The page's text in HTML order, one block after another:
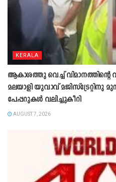
KERALA
ആകാശത്തു വെച്ച് വിമാനത്തിന്റെ
മലയാളി യുവാവ് മജിസ്ട്രേറ്റിനു
പേപ്പറുകൾ വലിച്ചുകീറി
AUGUST 7, 2026